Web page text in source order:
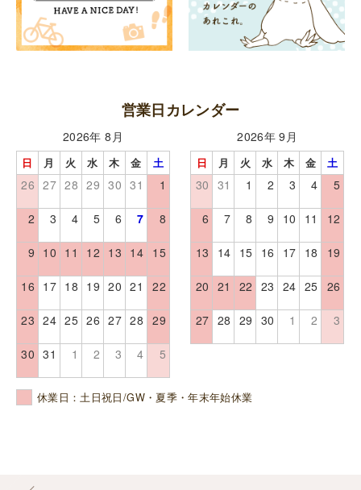
営業日カレンダー
2026年 8月
日 月 火 水 木 金 土
26 27 28 29 30 31 1
2 3 4 5 6 7 8
9 10 11 12 13 14 15
16 17 18 19 20 21 22
23 24 25 26 27 28 29
30 31 1 2 3 4 5
2026年 9月
日 月 火 水 木 金 土
30 31 1 2 3 4 5
6 7 8 9 10 11 12
13 14 15 16 17 18 19
20 21 22 23 24 25 26
27 28 29 30 1 2 3
休業日：土日祝日/GW・夏季・年末年始休業